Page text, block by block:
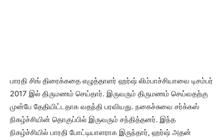
பாரதி சிங் திரைக்கதை எழுத்தாளர் ஹர்ஷ் லிம்பாச்சியாவை டிசம்பர்
2017 இல் திருமணம் செய்தார். இருவரும் திருமணம் செய்வதற்கு
முன்பே தேதியிட்டதாக வதந்தி பரவியது. நகைச்சுவை சர்க்கஸ்
நிகழ்ச்சியின் தொகுப்பில் இருவரும் சந்தித்தனர். இந்த
நிகழ்ச்சியில் பாரதி போட்டியாளராக இருந்தார், ஹர்ஷ் அதன்